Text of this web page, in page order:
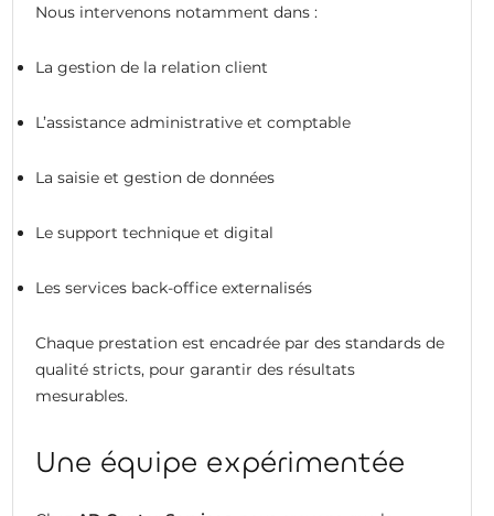
Nous intervenons notamment dans :
La gestion de la relation client
L’assistance administrative et comptable
La saisie et gestion de données
Le support technique et digital
Les services back-office externalisés
Chaque prestation est encadrée par des standards de
qualité stricts, pour garantir des résultats
mesurables.
Une équipe expérimentée